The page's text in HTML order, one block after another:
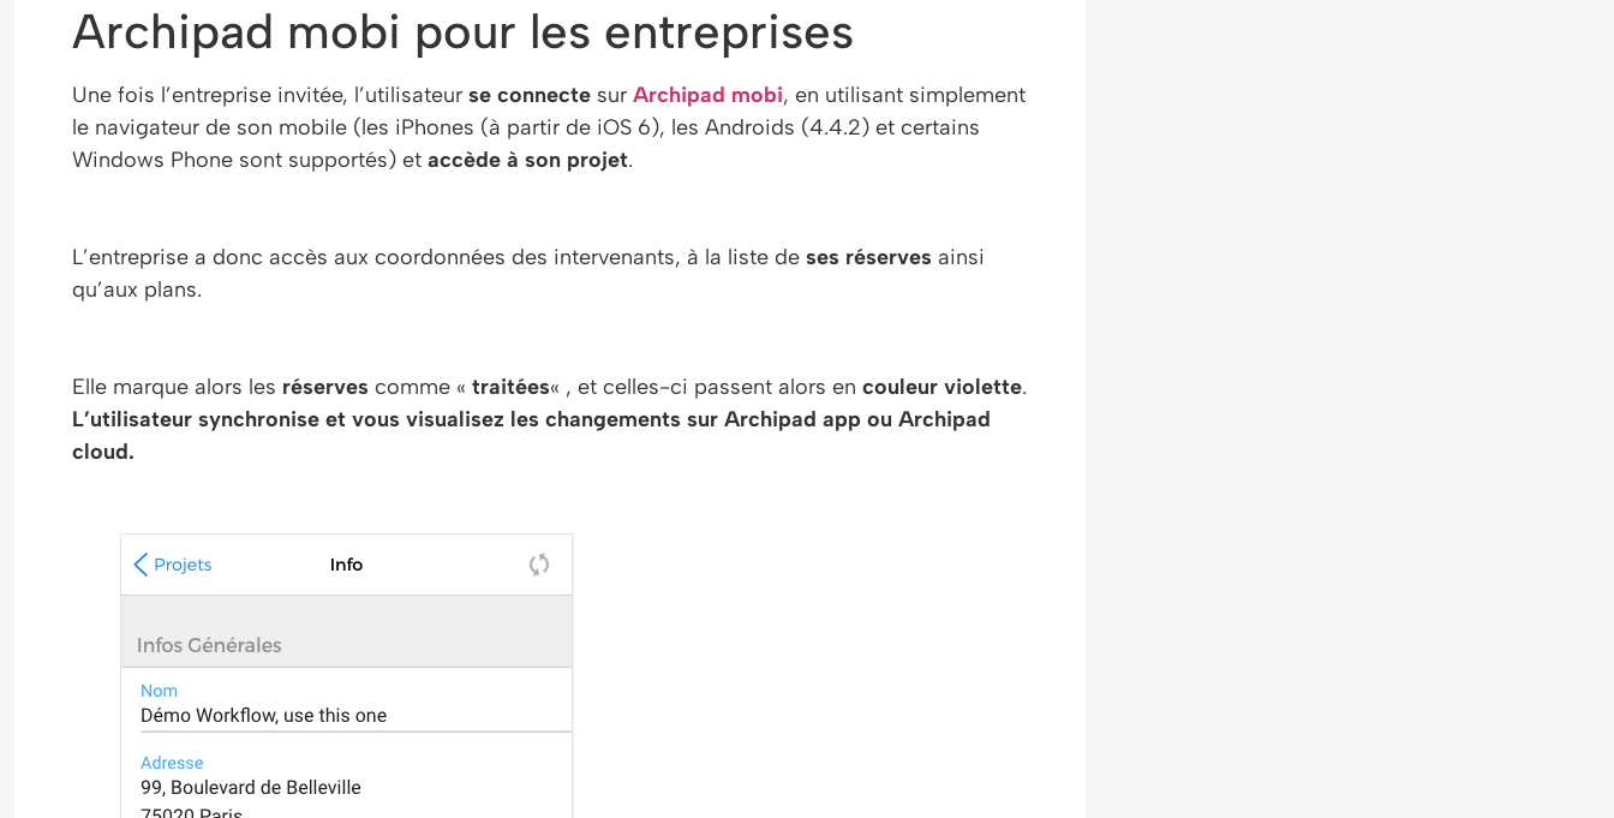
Archipad mobi pour les entreprises
Une fois l’entreprise invitée, l’utilisateur se connecte sur Archipad mobi, en utilisant simplement
le navigateur de son mobile (les iPhones (à partir de iOS 6), les Androids (4.4.2) et certains
Windows Phone sont supportés) et accède à son projet.
L’entreprise a donc accès aux coordonnées des intervenants, à la liste de ses réserves ainsi
qu’aux plans.
Elle marque alors les réserves comme « traitées« , et celles-ci passent alors en couleur violette.
L’utilisateur synchronise et vous visualisez les changements sur Archipad app ou Archipad
cloud.